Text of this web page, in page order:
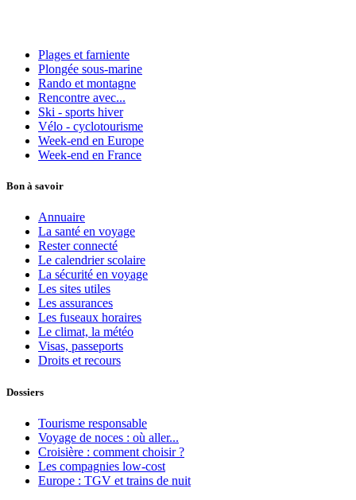
Plages et farniente
Plongée sous-marine
Rando et montagne
Rencontre avec...
Ski - sports hiver
Vélo - cyclotourisme
Week-end en Europe
Week-end en France
Bon à savoir
Annuaire
La santé en voyage
Rester connecté
Le calendrier scolaire
La sécurité en voyage
Les sites utiles
Les assurances
Les fuseaux horaires
Le climat, la météo
Visas, passeports
Droits et recours
Dossiers
Tourisme responsable
Voyage de noces : où aller...
Croisière : comment choisir ?
Les compagnies low-cost
Europe : TGV et trains de nuit